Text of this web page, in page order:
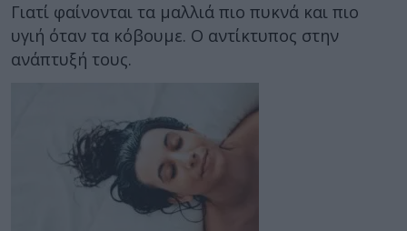
Γιατί φαίνονται τα μαλλιά πιο πυκνά και πιο
υγιή όταν τα κόβουμε. Ο αντίκτυπος στην
ανάπτυξή τους.